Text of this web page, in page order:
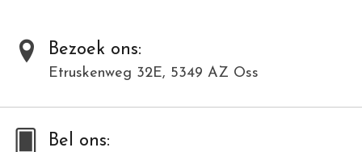
Bezoek ons:
Etruskenweg 32E, 5349 AZ Oss
Bel ons: